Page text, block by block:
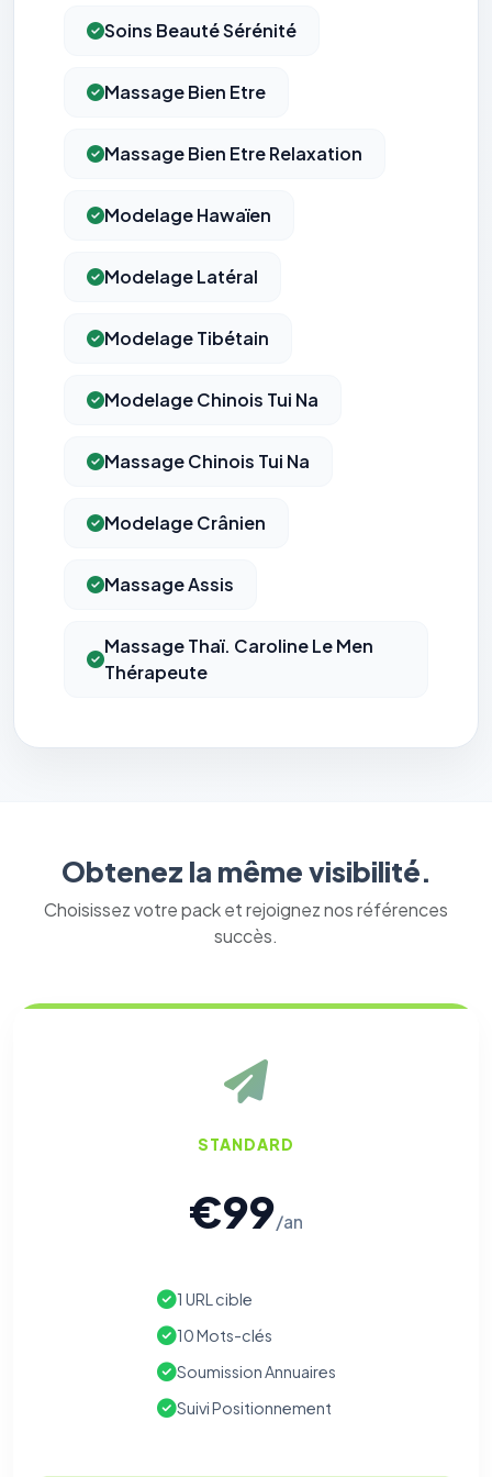
Soins Beauté Sérénité
Massage Bien Etre
Massage Bien Etre Relaxation
Modelage Hawaïen
Modelage Latéral
Modelage Tibétain
Modelage Chinois Tui Na
Massage Chinois Tui Na
Modelage Crânien
Massage Assis
Massage Thaï. Caroline Le Men
Thérapeute
Obtenez la même visibilité.
Choisissez votre pack et rejoignez nos références
succès.
STANDARD
€99/an
1 URL cible
10 Mots-clés
Soumission Annuaires
Suivi Positionnement